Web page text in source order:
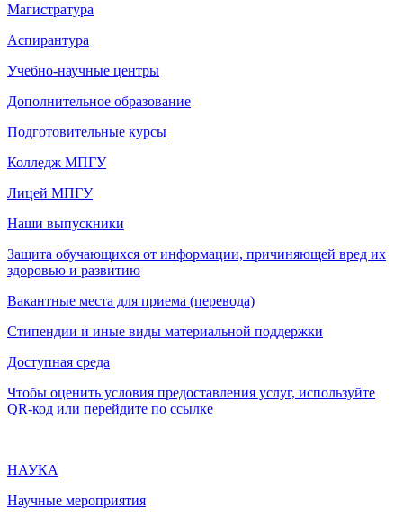
Магистратура
Аспирантура
Учебно-научные центры
Дополнительное образование
Подготовительные курсы
Колледж МПГУ
Лицей МПГУ
Наши выпускники
Защита обучающихся от информации, причиняющей вред их
здоровью и развитию
Вакантные места для приема (перевода)
Стипендии и иные виды материальной поддержки
Доступная среда
Чтобы оценить условия предоставления услуг, используйте
QR-код или перейдите по ссылке
НАУКА
Научные мероприятия